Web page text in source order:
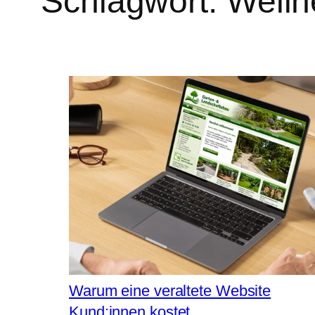
Warum eine veraltete Website